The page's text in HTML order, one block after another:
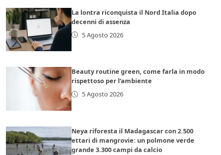
La lontra riconquista il Nord Italia dopo
decenni di assenza
5 Agosto 2026
Beauty routine green, come farla in modo
rispettoso per l’ambiente
5 Agosto 2026
Neya riforesta il Madagascar con 2.500
ettari di mangrovie: un polmone verde
grande 3.300 campi da calcio